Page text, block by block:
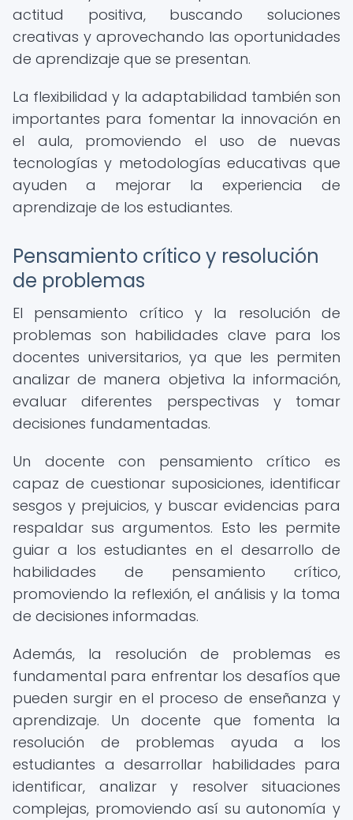
actitud positiva, buscando soluciones
creativas y aprovechando las oportunidades
de aprendizaje que se presentan.
La flexibilidad y la adaptabilidad también son
importantes para fomentar la innovación en
el aula, promoviendo el uso de nuevas
tecnologías y metodologías educativas que
ayuden a mejorar la experiencia de
aprendizaje de los estudiantes.
Pensamiento crítico y resolución
de problemas
El pensamiento crítico y la resolución de
problemas son habilidades clave para los
docentes universitarios, ya que les permiten
analizar de manera objetiva la información,
evaluar diferentes perspectivas y tomar
decisiones fundamentadas.
Un docente con pensamiento crítico es
capaz de cuestionar suposiciones, identificar
sesgos y prejuicios, y buscar evidencias para
respaldar sus argumentos. Esto les permite
guiar a los estudiantes en el desarrollo de
habilidades de pensamiento crítico,
promoviendo la reflexión, el análisis y la toma
de decisiones informadas.
Además, la resolución de problemas es
fundamental para enfrentar los desafíos que
pueden surgir en el proceso de enseñanza y
aprendizaje. Un docente que fomenta la
resolución de problemas ayuda a los
estudiantes a desarrollar habilidades para
identificar, analizar y resolver situaciones
complejas, promoviendo así su autonomía y